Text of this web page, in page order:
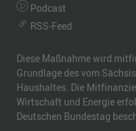
Podcast
RSS-Feed
Diese Maßnahme wird
Grundlage des vom
Haushaltes. Die
Wirtschaft und Energie
Deutschen Bundestag